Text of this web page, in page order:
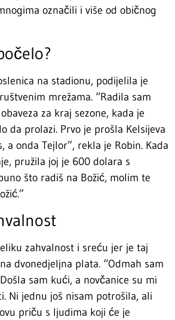
označili i više od običnog
na stadionu, podijelila je
mrežama. “Radila sam
za kraj sezone, kada je
da prolazi. Prvo je prošla Kelsijeva
a onda Tejlor”, rekla je Robin. Kada
pružila joj je 600 dolara s
što radiš na Božić, molim te
zahvalnost i sreću jer je taj
dvonedjeljna plata. “Odmah sam
sam kući, a novčanice su mi
Ni jednu još nisam potrošila, ali
priču s ljudima koji će je